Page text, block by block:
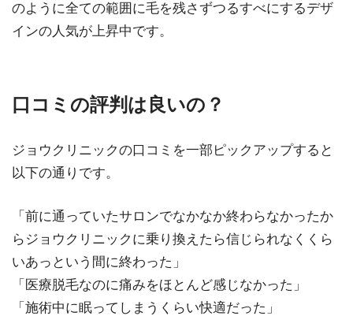
のように全ての範囲に毛を残さずつるすべにするデザ
インの人気が上昇中です。
口コミの評判は良いの？
ジョウクリニックの口コミを一部ピックアップすると
以下の通りです。
「前に通っていたサロンでなかなか終わらなかったか
らジョウクリニックに乗り換えたら信じられなくくら
いあっという間に終わった」
「医療脱毛なのに痛みをほとんど感じなかった」
「施術中に眠ってしまうくらい快適だった」